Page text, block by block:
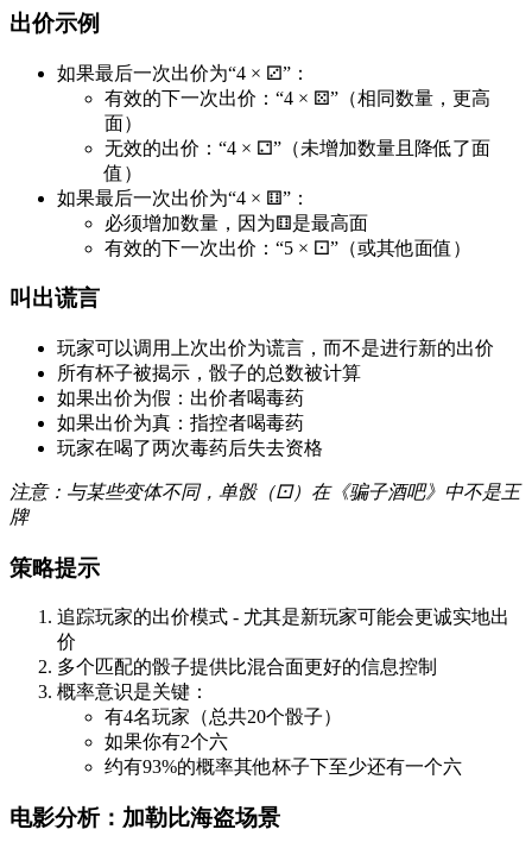
出价示例
如果最后一次出价为“4 × ⚂”：
有效的下一次出价：“4 × ⚄”（相同数量，更高
面）
无效的出价：“4 × ⚁”（未增加数量且降低了面
值）
如果最后一次出价为“4 × ⚅”：
必须增加数量，因为⚅是最高面
有效的下一次出价：“5 × ⚀”（或其他面值）
叫出谎言
玩家可以调用上次出价为谎言，而不是进行新的出价
所有杯子被揭示，骰子的总数被计算
如果出价为假：出价者喝毒药
如果出价为真：指控者喝毒药
玩家在喝了两次毒药后失去资格
注意：与某些变体不同，单骰（⚀）在《骗子酒吧》中不是王
牌
策略提示
追踪玩家的出价模式 - 尤其是新玩家可能会更诚实地出
价
多个匹配的骰子提供比混合面更好的信息控制
概率意识是关键：
有4名玩家（总共20个骰子）
如果你有2个六
约有93%的概率其他杯子下至少还有一个六
电影分析：加勒比海盗场景